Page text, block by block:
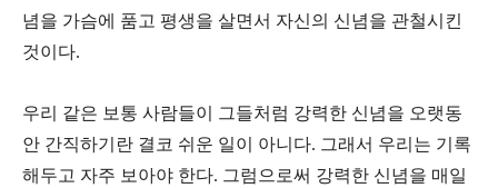
념을 가슴에 품고 평생을 살면서 자신의 신념을 관철시킨
것이다.
우리 같은 보통 사람들이 그들처럼 강력한 신념을 오랫동
안 간직하기란 결코 쉬운 일이 아니다. 그래서 우리는 기록
해두고 자주 보아야 한다. 그럼으로써 강력한 신념을 매일